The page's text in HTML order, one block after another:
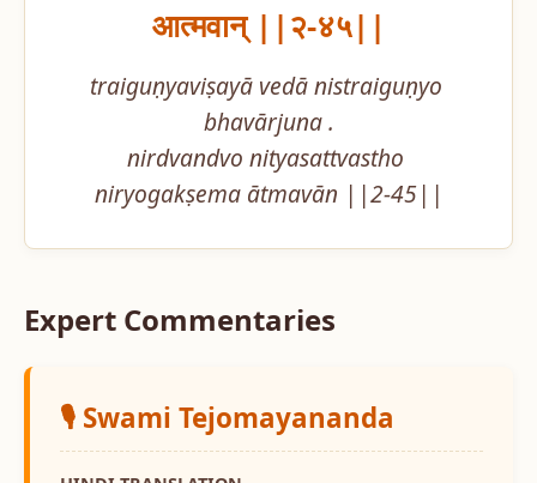
आत्मवान् ||२-४५||
traiguṇyaviṣayā vedā nistraiguṇyo
bhavārjuna .
nirdvandvo nityasattvastho
niryogakṣema ātmavān ||2-45||
Expert Commentaries
🎙️ Swami Tejomayananda